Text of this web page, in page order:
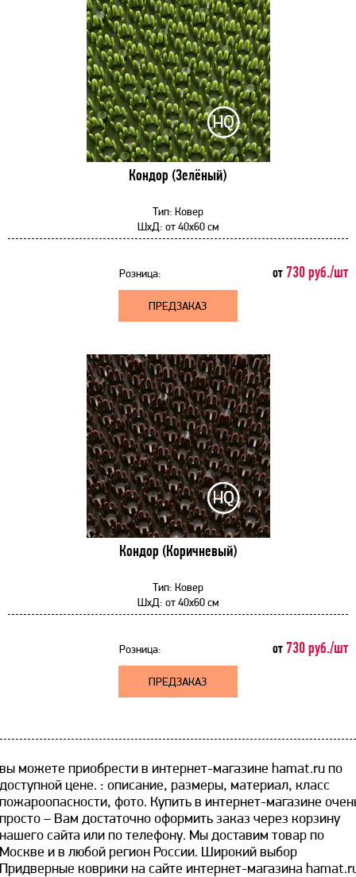
Кондор (Зелёный)
Тип: Ковер
ШхД: от40x60 см
Розница: от 730 руб./шт
ПРЕДЗАКАЗ
Кондор (Коричневый)
Тип: Ковер
ШхД: от40x60 см
Розница: от 730 руб./шт
ПРЕДЗАКАЗ
вы можете приобрести в интернет-магазине hamat.ru по
доступной цене. ​: описание, размеры, материал, класс
пожароопасности, фото. Купить в интернет-магазине
просто – Вам достаточно оформить заказ через корзину
нашего сайта или по телефону. Мы доставим товар по
Москве и в любой регион России. Широкий выбор
Придверные коврики на сайте интернет-магазина